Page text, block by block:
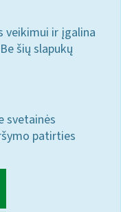
veikimui ir įgalina
šių slapukų
svetainės
patirties